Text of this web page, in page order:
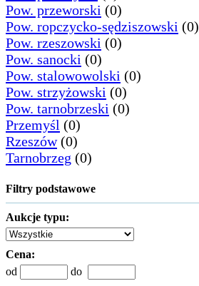
Pow. przeworski (0)
Pow. ropczycko-sędziszowski (0)
Pow. rzeszowski (0)
Pow. sanocki (0)
Pow. stalowowolski (0)
Pow. strzyżowski (0)
Pow. tarnobrzeski (0)
Przemyśl (0)
Rzeszów(0)
Tarnobrzeg (0)
Filtry podstawowe
Aukcje typu:
Cena:
od
do